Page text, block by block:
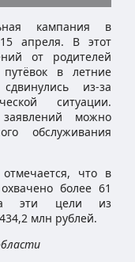
кампания в
15 апреля. В этот
от родителей
в летние
из-за
ситуации.
можно
обслуживания
что в
более 61
эти цели из
млн рублей.